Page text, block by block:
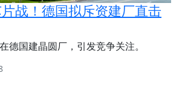
战！德国拟斥资建厂直击
德国建晶圆厂，引发竞争关注。